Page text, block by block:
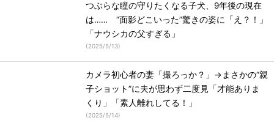
つぶらな瞳の守りたくなる子犬、9年後の現在
は…… “面影どこいった”驚きの姿に「え？！」
「ナウシカの父すぎる」
(2025/5/13)
カメラ初心者の妻「撮ろっか？」→まさかの“親
子ショット”に夫が思わず二度見「才能ありま
くり」「素人離れしてる！」
(2025/5/14)